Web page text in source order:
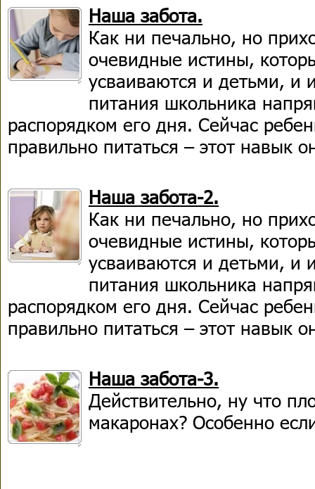
Наша забота.
Как ни печально, но
очевидные истины,
усваиваются и детьми, и
питания школьника
распорядком его дня. Сейчас
правильно питаться – этот навык
Наша забота-2.
Как ни печально, но
очевидные истины,
усваиваются и детьми, и
питания школьника
распорядком его дня. Сейчас
правильно питаться – этот навык
Наша забота-3.
Действительно, ну что
макаронах? Особенно